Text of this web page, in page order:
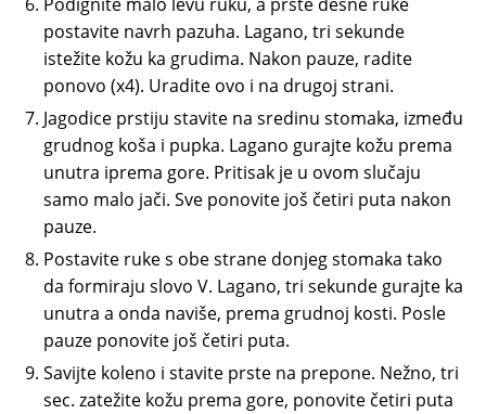
postavite navrh pazuha. Lagano, tri sekunde
istežite kožu ka grudima. Nakon pauze, radite
ponovo (x4). Uradite ovo i na drugoj strani.
Jagodice prstiju stavite na sredinu stomaka, između
grudnog koša i pupka. Lagano gurajte kožu prema
unutra iprema gore. Pritisak je u ovom slučaju
samo malo jači. Sve ponovite još četiri puta nakon
pauze.
Postavite ruke s obe strane donjeg stomaka tako
da formiraju slovo V. Lagano, tri sekunde gurajte ka
unutra a onda naviše, prema grudnoj kosti. Posle
pauze ponovite još četiri puta.
Savijte koleno i stavite prste na prepone. Nežno, tri
sec. zatežite kožu prema gore, ponovite četiri puta